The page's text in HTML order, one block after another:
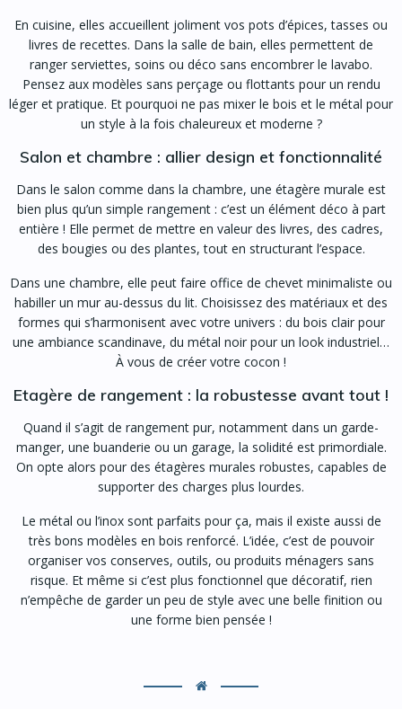
En cuisine, elles accueillent joliment vos pots d’épices, tasses ou
livres de recettes. Dans la salle de bain, elles permettent de
ranger serviettes, soins ou déco sans encombrer le lavabo.
Pensez aux modèles sans perçage ou flottants pour un rendu
léger et pratique. Et pourquoi ne pas mixer le bois et le métal pour
un style à la fois chaleureux et moderne ?
Salon et chambre : allier design et fonctionnalité
Dans le salon comme dans la chambre, une étagère murale est
bien plus qu’un simple rangement : c’est un élément déco à part
entière ! Elle permet de mettre en valeur des livres, des cadres,
des bougies ou des plantes, tout en structurant l’espace.
Dans une chambre, elle peut faire office de chevet minimaliste ou
habiller un mur au-dessus du lit. Choisissez des matériaux et des
formes qui s’harmonisent avec votre univers : du bois clair pour
une ambiance scandinave, du métal noir pour un look industriel…
À vous de créer votre cocon !
Etagère de rangement : la robustesse avant tout !
Quand il s’agit de rangement pur, notamment dans un garde-
manger, une buanderie ou un garage, la solidité est primordiale.
On opte alors pour des étagères murales robustes, capables de
supporter des charges plus lourdes.
Le métal ou l’inox sont parfaits pour ça, mais il existe aussi de
très bons modèles en bois renforcé. L’idée, c’est de pouvoir
organiser vos conserves, outils, ou produits ménagers sans
risque. Et même si c’est plus fonctionnel que décoratif, rien
n’empêche de garder un peu de style avec une belle finition ou
une forme bien pensée !